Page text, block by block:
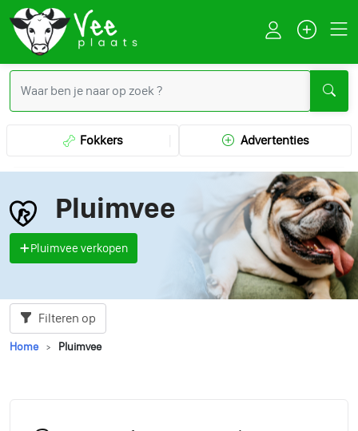
Fokkers Advertenties
Pluimvee
Pluimvee verkopen
Filteren op
Home Pluimvee